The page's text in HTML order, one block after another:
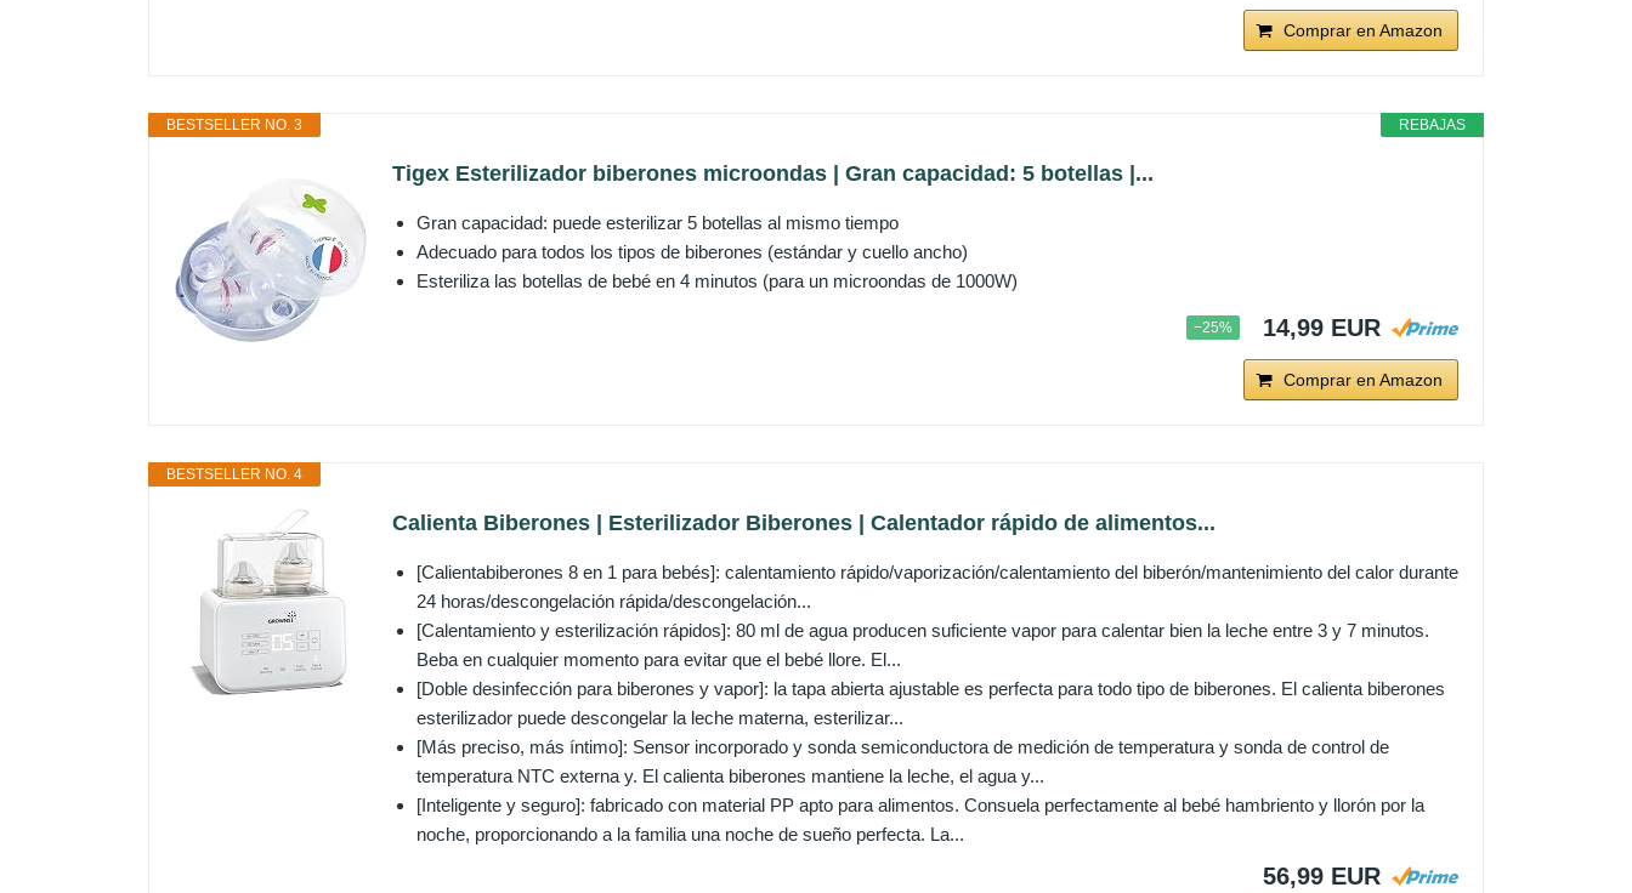
Comprar en Amazon
REBAJAS
BESTSELLER NO. 3
Tigex Esterilizador biberones microondas | Gran capacidad: 5 botellas |...
Gran capacidad: puede esterilizar 5 botellas al mismo tiempo
Adecuado para todos los tipos de biberones (estándar y cuello ancho)
Esteriliza las botellas de bebé en 4 minutos (para un microondas de 1000W)
−25% 14,99 EUR
Comprar en Amazon
BESTSELLER NO. 4
Calienta Biberones | Esterilizador Biberones | Calentador rápido de alimentos...
[Calientabiberones 8 en 1 para bebés]: calentamiento rápido/vaporización/calentamiento del biberón/mantenimiento del calor durante
24 horas/descongelación rápida/descongelación...
[Calentamiento y esterilización rápidos]: 80 ml de agua producen suficiente vapor para calentar bien la leche entre 3 y 7 minutos.
Beba en cualquier momento para evitar que el bebé llore. El...
[Doble desinfección para biberones y vapor]: la tapa abierta ajustable es perfecta para todo tipo de biberones. El calienta biberones
esterilizador puede descongelar la leche materna, esterilizar...
[Más preciso, más íntimo]: Sensor incorporado y sonda semiconductora de medición de temperatura y sonda de control de
temperatura NTC externa y. El calienta biberones mantiene la leche, el agua y...
[Inteligente y seguro]: fabricado con material PP apto para alimentos. Consuela perfectamente al bebé hambriento y llorón por la
noche, proporcionando a la familia una noche de sueño perfecta. La...
56,99 EUR